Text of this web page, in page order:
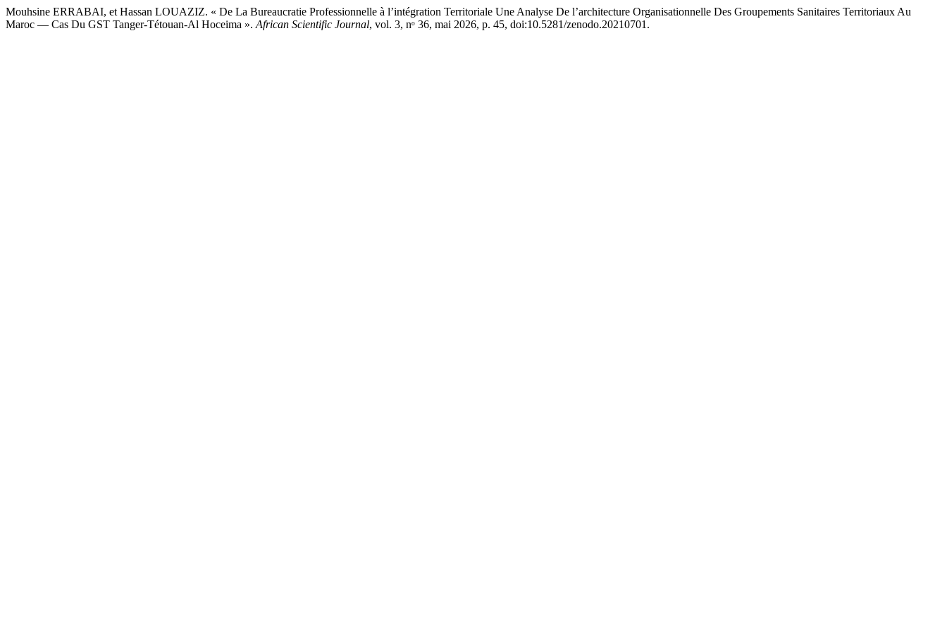
Mouhsine ERRABAI, et Hassan LOUAZIZ. « De La Bureaucratie Professionnelle à l’intégration Territoriale Une Analyse De l’architecture Organisationnelle Des Groupements Sanitaires Territoriaux Au
Maroc — Cas Du GST Tanger-Tétouan-Al Hoceima ». African Scientific Journal, vol. 3, nᵒ 36, mai 2026, p. 45, doi:10.5281/zenodo.20210701.